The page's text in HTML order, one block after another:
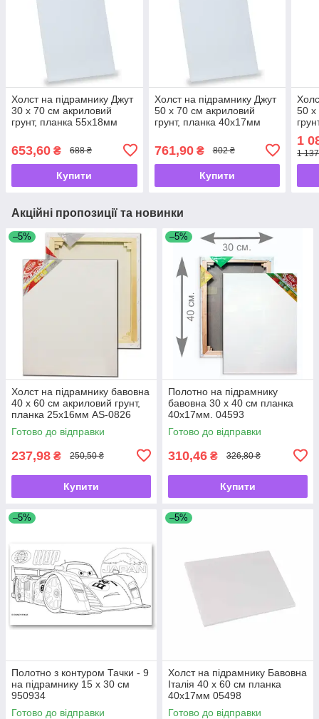
Холст на підрамнику Джут
30 х 70 см акриловий
грунт, планка 55х18мм
653,60 ₴ 688 ₴
Купити
Холст на підрамнику Джут
50 х 70 см акриловий
грунт, планка 40х17мм
761,90₴ 802 ₴
Купити
50 х
1
1
Акційні пропозиції та новинки
–5%
Холст на підрамнику бавовна
40 х 60 см акриловий грунт,
планка 25х16мм AS-0826
Готово до відправки
237,98 ₴ 250,50 ₴
Купити
–5%
Полотно на підрамнику
бавовна 30 х 40 см планка
40х17мм. 04593
Готово до відправки
310,46 ₴ 326,80 ₴
Купити
–5%
Полотно з контуром Тачки - 9
на підрамнику 15 х 30 см
950934
Готово до відправки
–5%
Холст на підрамнику Бавовна
Італія 40 х 60 см планка
40х17мм 05498
Готово до відправки